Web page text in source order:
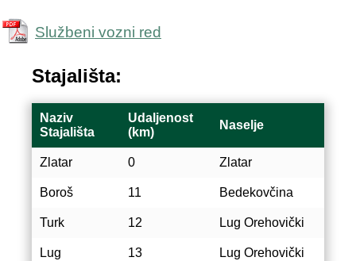
Službeni vozni red
Stajališta:
Naziv
Stajališta
Udaljenost
(km)
Naselje
Zlatar 0 Zlatar
Boroš 11 Bedekovčina
Turk 12 Lug Orehovički
Lug 13 Lug Orehovički